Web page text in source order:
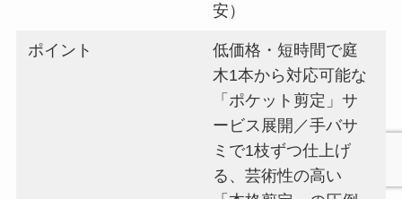
安）
ポイント
低価格・短時間で庭
木1本から対応可能な
「ポケット剪定」サ
ービス展開／手バサ
ミで1枝ずつ仕上げ
る、芸術性の高い